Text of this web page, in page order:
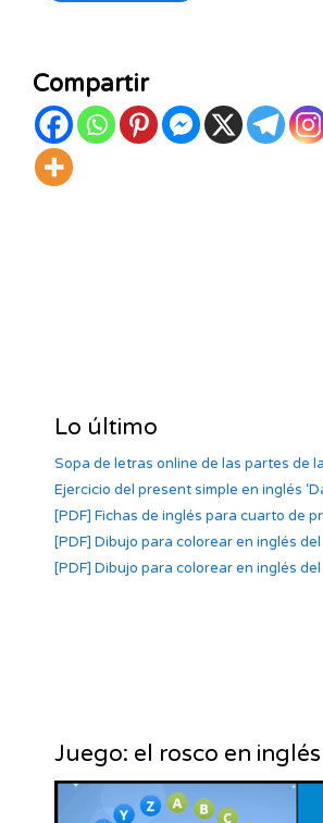
Compartir
Lo último
Sopa de letras online de las partes de
Ejercicio del present simple en inglés
[PDF] Fichas de inglés para cuarto de
[PDF] Dibujo para colorear en inglés del
[PDF] Dibujo para colorear en inglés
Juego: el rosco en inglés